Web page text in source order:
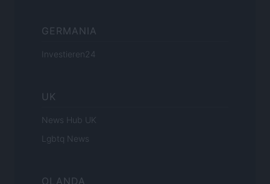
GERMANIA
Investieren24
UK
News Hub UK
Lgbtq News
OLANDA